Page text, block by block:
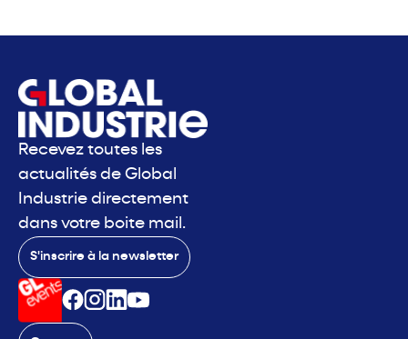
Recevez toutes les
actualités de Global
Industrie directement
dans votre boite mail.
S'inscrire à la newsletter